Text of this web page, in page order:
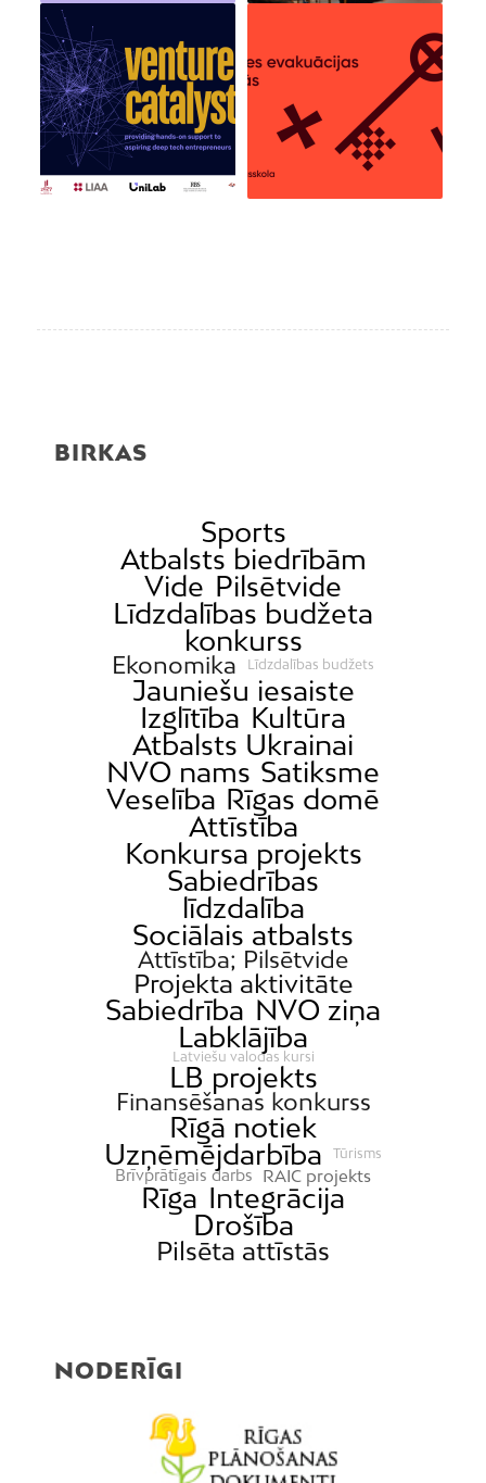
BIRKAS
Sports
Atbalsts biedrībām
Vide Pilsētvide
Līdzdalības budžeta
konkurss
Ekonomika Līdzdalības budžets
Jauniešu iesaiste
Izglītība Kultūra
Atbalsts Ukrainai
NVO nams Satiksme
Veselība Rīgas domē
Attīstība
Konkursa projekts
Sabiedrības
līdzdalība
Sociālais atbalsts
Attīstība; Pilsētvide
Projekta aktivitāte
Sabiedrība NVO ziņa
Labklājība
Latviešu valodas kursi
LB projekts
Finansēšanas konkurss
Rīgā notiek
Uzņēmējdarbība
Tūrisms
Brīvprātīgais darbs RAIC projekts
Rīga Integrācija
Drošība
Pilsēta attīstās
NODERĪGI